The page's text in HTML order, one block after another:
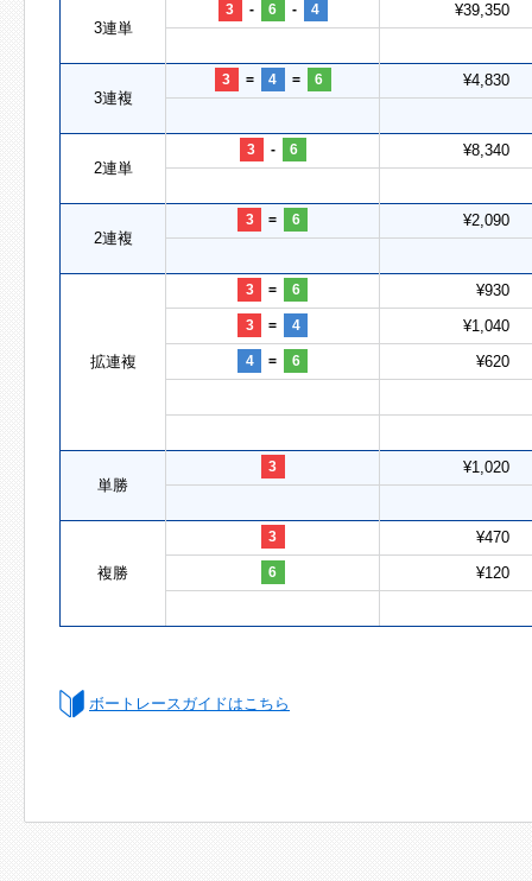
3連単
3 - 6 - 4 ¥39,350
3連複
3 = 4 = 6 ¥4,830
2連単
3 - 6 ¥8,340
2連複
3 = 6 ¥2,090
拡連複
3 = 6 ¥930
3 = 4 ¥1,040
4 = 6 ¥620
単勝
3 ¥1,020
複勝
3 ¥470
6 ¥120
ボートレースガイドはこちら